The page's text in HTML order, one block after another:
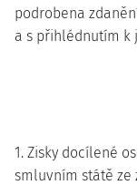
podrobena
a s přihlédnutím k
1. Zisky docílené
smluvním státě ze